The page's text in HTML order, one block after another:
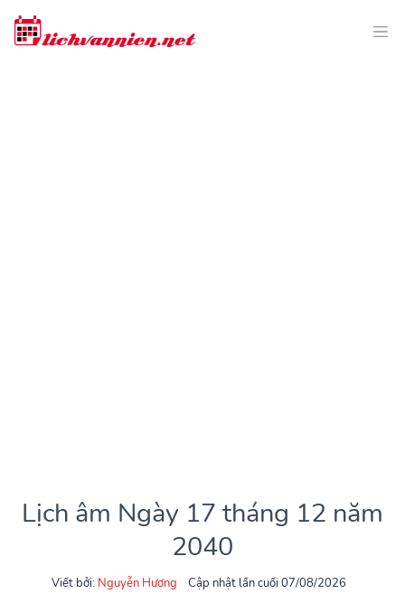
Lịch âm Ngày 17 tháng 12 năm
2040
Viết bởi: Nguyễn Hương
Cập nhật lần cuối 07/08/2026